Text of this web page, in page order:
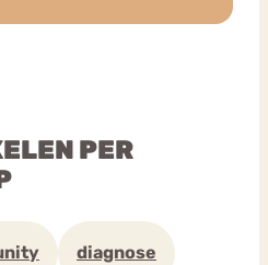
PER
diagnose